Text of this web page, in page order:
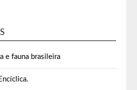
e fauna brasileira